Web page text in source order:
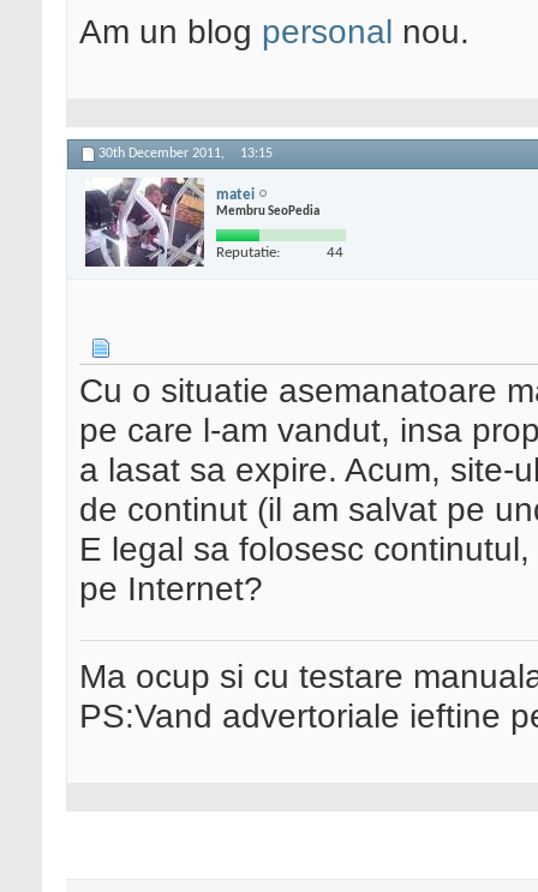
Am un blog personal nou.
30th December 2011, 13:15
matei
Membru SeoPedia
Reputatie: 44
Cu o situatie asemanatoare
pe care l-am vandut, insa
a lasat sa expire. Acum, site-
de continut (il am salvat pe
E legal sa folosesc
pe Internet?
Ma ocup si cu testare
PS:Vand advertoriale ieftine